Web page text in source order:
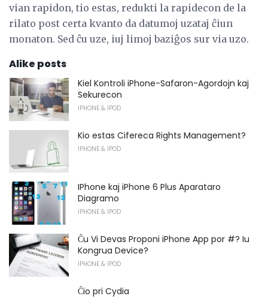
vian rapidon, tio estas, redukti la rapidecon de la
rilato post certa kvanto da datumoj uzataj ĉiun
monaton. Sed ĉu uze, iuj limoj baziĝos sur via uzo.
Alike posts
Kiel Kontroli iPhone-Safaron-Agordojn kaj
Sekurecon
IPHONE & IPOD
Kio estas Cifereca Rights Management?
IPHONE & IPOD
IPhone kaj iPhone 6 Plus Aparataro
Diagramo
IPHONE & IPOD
Ĉu Vi Devas Proponi iPhone App por #? Iu
Kongrua Device?
IPHONE & IPOD
Ĉio pri Cydia